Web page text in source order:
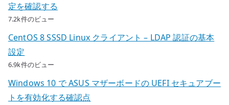
定を確認する
7.2k件のビュー
CentOS 8 SSSD Linux クライアント – LDAP 認証の基本
設定
6.9k件のビュー
Windows 10 で ASUS マザーボードの UEFI セキュアブー
トを有効化する確認点